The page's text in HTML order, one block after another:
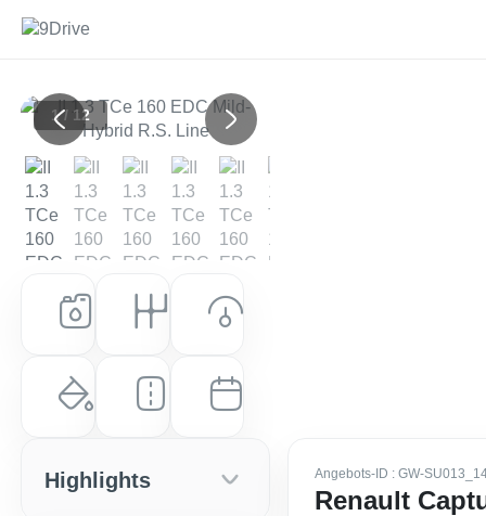
Previous Next
1 / 12
Kraftstoff
Benzin Automatik
Leistung (PS)
158 PS (116 kW)
Farbe
Perlmutt-Weiß / Schwarz Metallic
Laufleistung
54.978 km
Erstzulassung
EZ: März 2023
Angebots-ID : GW-
Renault
Highlights